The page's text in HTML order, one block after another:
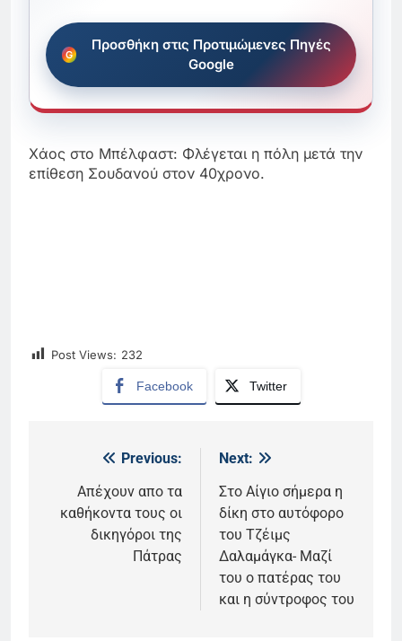
Προσθήκη στις Προτιμώμενες Πηγές
Google
Χάος στο Μπέλφαστ: Φλέγεται η πόλη μετά την
επίθεση Σουδανού στον 40χρονο.
Post Views: 232
Facebook Twitter
Πλοήγηση
άρθρων
Previous:
Απέχουν απο τα
καθήκοντα τους οι
δικηγόροι της
Πάτρας
Next:
Στο Αίγιο σήμερα η
δίκη στο αυτόφορο
του Τζέιμς
Δαλαμάγκα- Μαζί
του ο πατέρας του
και η σύντροφος του